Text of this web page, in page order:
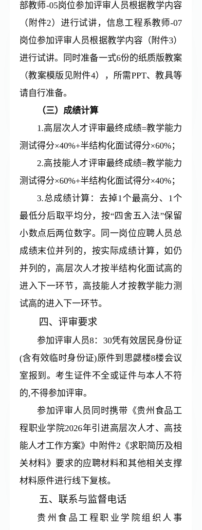
部教师-05岗位参加评审人员根据教学内容
（附件2）进行试讲，信息工程系教师-07
岗位参加评审人员根据教学内容（附件3）
进行试讲。同时准备一式6份的纸质版教案
（教案模版见附件4），所需PPT、教具等
请自行准备。
（三）成绩计算
1.高层次人才评审最终成绩=教学能力
测试得分×40%+半结构化面试得分×60%；
2.高技能人才评审最终成绩=教学能力
测试得分×60%+半结构化面试得分×40%；
3.总成绩计算：去掉1个最高分、1个
最低分后取平均分，按“四舍五入法”保留
小数点后两位数字。同一岗位应聘人员总
成绩末位并列的，按实际成绩计算，如仍
并列的，高层次人才按半结构化面试高的
进入下一环节，高技能人才按教学能力测
试高的进入下一环节。
四、评审要求
参加评审人员8：30凭有效居民身份证
(含有效临时身份证)原件到思勰楼8楼会议
室报到。考生证件不全或证件与本人不符
的,不得参加评审。
参加评审人员同时携带《贵州食品工
程职业学院2026年引进高层次人才、高技
能人才工作方案》中附件2《求职简历及相
关材料》要求的应聘材料和其他相关支撑
材料原件进行线下复核。
五、联系与监督电话
贵州食品工程职业学院组织人事